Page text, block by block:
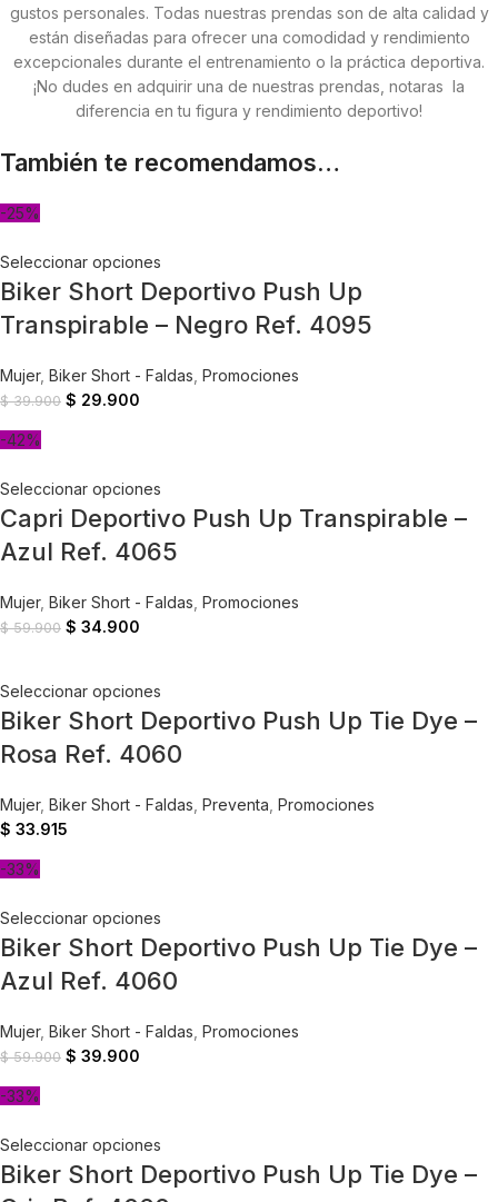
gustos personales. Todas nuestras prendas son de alta calidad y
están diseñadas para ofrecer una comodidad y rendimiento
excepcionales durante el entrenamiento o la práctica deportiva.
¡No dudes en adquirir una de nuestras prendas, notaras la
diferencia en tu figura y rendimiento deportivo!
También te recomendamos…
-25%
Seleccionar opciones
Biker Short Deportivo Push Up
Transpirable – Negro Ref. 4095
Mujer, Biker Short - Faldas Promociones
$39.900 $ 29.900
-42%
Seleccionar opciones
Capri Deportivo Push Up Transpirable –
Azul Ref. 4065
Mujer, Biker Short - Faldas Promociones
$59.900 $ 34.900
Seleccionar opciones
Biker Short Deportivo Push Up Tie Dye –
Rosa Ref. 4060
Mujer, Biker Short - Faldas Preventa Promociones
$ 33.915
-33%
Seleccionar opciones
Biker Short Deportivo Push Up Tie Dye –
Azul Ref. 4060
Mujer, Biker Short - Faldas Promociones
$59.900 $ 39.900
-33%
Seleccionar opciones
Biker Short Deportivo Push Up Tie Dye –